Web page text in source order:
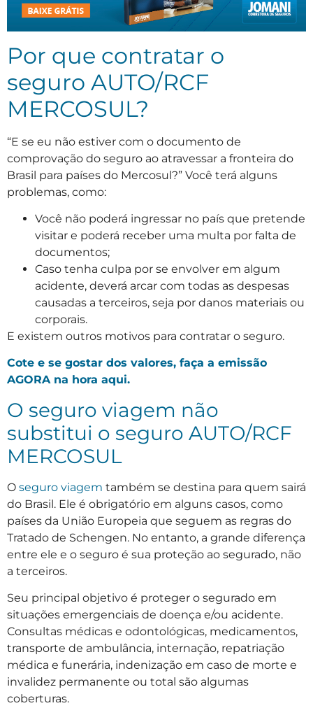
Por que contratar o
seguro AUTO/RCF
MERCOSUL?
“E se eu não estiver com o documento de
comprovação do seguro ao atravessar a fronteira do
Brasil para países do Mercosul?” Você terá alguns
problemas, como:
Você não poderá ingressar no país que pretende
visitar e poderá receber uma multa por falta de
documentos;
Caso tenha culpa por se envolver em algum
acidente, deverá arcar com todas as despesas
causadas a terceiros, seja por danos materiais ou
corporais.
E existem outros motivos para contratar o seguro.
Cote e se gostar dos valores, faça a emissão
AGORA na hora aqui.
O seguro viagem não
substitui o seguro AUTO/RCF
MERCOSUL
O seguro viagem também se destina para quem sairá
do Brasil. Ele é obrigatório em alguns casos, como
países da União Europeia que seguem as regras do
Tratado de Schengen. No entanto, a grande diferença
entre ele e o seguro é sua proteção ao segurado, não
a terceiros.
Seu principal objetivo é proteger o segurado em
situações emergenciais de doença e/ou acidente.
Consultas médicas e odontológicas, medicamentos,
transporte de ambulância, internação, repatriação
médica e funerária, indenização em caso de morte e
invalidez permanente ou total são algumas
coberturas.